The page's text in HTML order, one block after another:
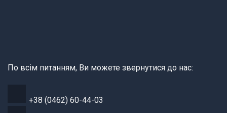
По всім питанням, Ви можете звернутися до нас:
+38 (0462) 60-44-03